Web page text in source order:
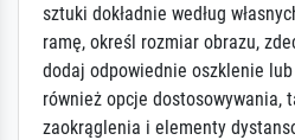
sztuki dokładnie według
ramę, określ rozmiar obrazu,
dodaj odpowiednie oszklenie
również opcje dostosowywania,
zaokrąglenia i elementy